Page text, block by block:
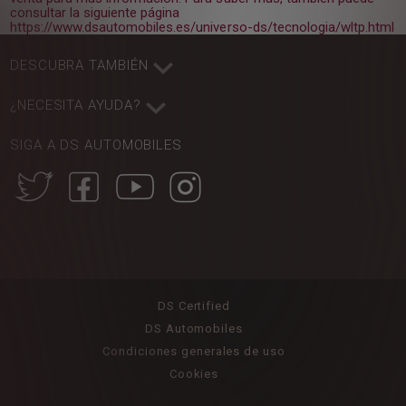
consultar la siguiente página
https://www.dsautomobiles.es/universo-ds/tecnologia/wltp.html
DESCUBRA TAMBIÉN
¿NECESITA AYUDA?
SIGA A DS AUTOMOBILES
DS Certified
DS Automobiles
Condiciones generales de uso
Cookies